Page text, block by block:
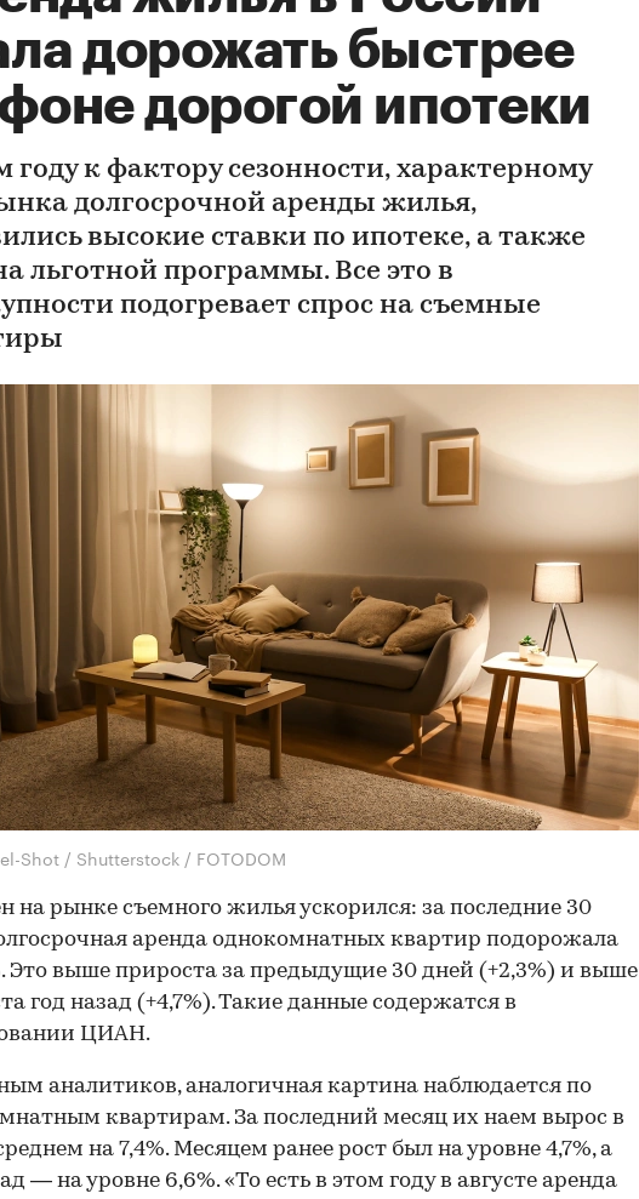
дорожать быстрее
дорогой ипотеки
году к фактору сезонности, характерному
долгосрочной аренды жилья,
высокие ставки по ипотеке, а также
льготной программы. Все это в
подогревает спрос на съемные
Shot / Shutterstock / FOTODOM
на рынке съемного жилья ускорился: за последние 30
аренда однокомнатных квартир подорожала
Это выше прироста за предыдущие 30 дней (+2,3%) и выше
год назад (+4,7%). Такие данные содержатся в
ЦИАН.
аналитиков, аналогичная картина наблюдается по
квартирам. За последний месяц их наем вырос в
на 7,4%. Месяцем ранее рост был на уровне 4,7%, а
— на уровне 6,6%. «То есть в этом году в августе аренда